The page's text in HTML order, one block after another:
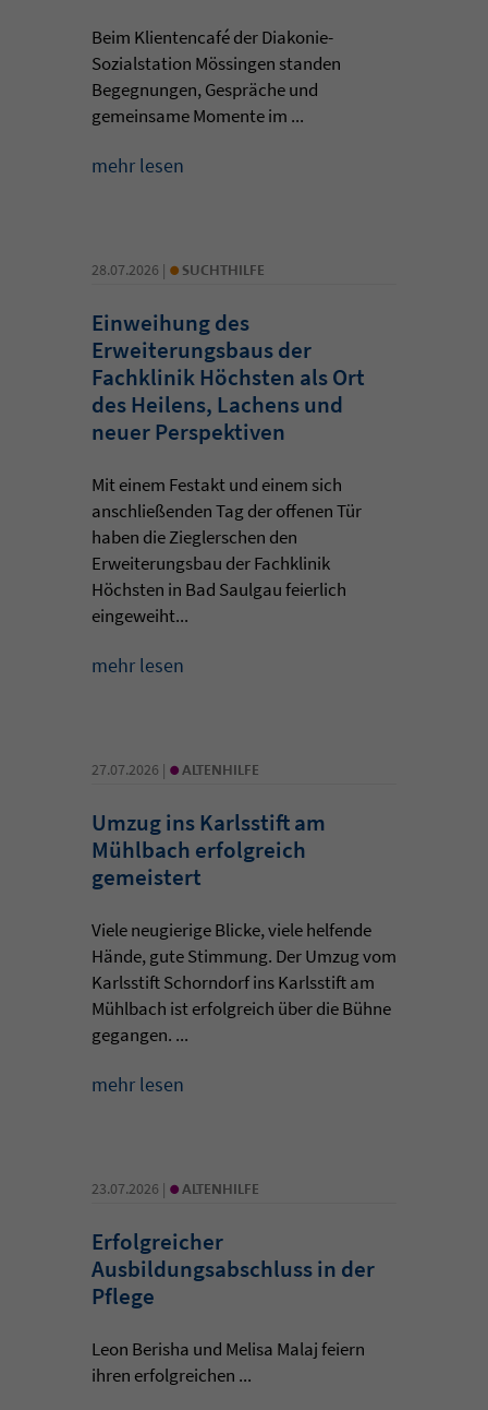
Beim Klientencafé der Diakonie-
Sozialstation Mössingen standen
Begegnungen, Gespräche und
gemeinsame Momente im ...
mehr lesen
28.07.2026 | • SUCHTHILFE
Einweihung des
Erweiterungsbaus der
Fachklinik Höchsten als Ort
des Heilens, Lachens und
neuer Perspektiven
Mit einem Festakt und einem sich
anschließenden Tag der offenen Tür
haben die Zieglerschen den
Erweiterungsbau der Fachklinik
Höchsten in Bad Saulgau feierlich
eingeweiht...
mehr lesen
27.07.2026 | • ALTENHILFE
Umzug ins Karlsstift am
Mühlbach erfolgreich
gemeistert
Viele neugierige Blicke, viele helfende
Hände, gute Stimmung. Der Umzug vom
Karlsstift Schorndorf ins Karlsstift am
Mühlbach ist erfolgreich über die Bühne
gegangen. ...
mehr lesen
23.07.2026 | • ALTENHILFE
Erfolgreicher
Ausbildungsabschluss in der
Pflege
Leon Berisha und Melisa Malaj feiern
ihren erfolgreichen ...